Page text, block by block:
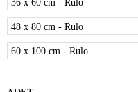
36 x 60 cm - Rulo
48 x 80 cm - Rulo
60 x 100 cm - Rulo